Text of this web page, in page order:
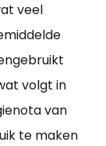
veel
volgt in
van
te maken